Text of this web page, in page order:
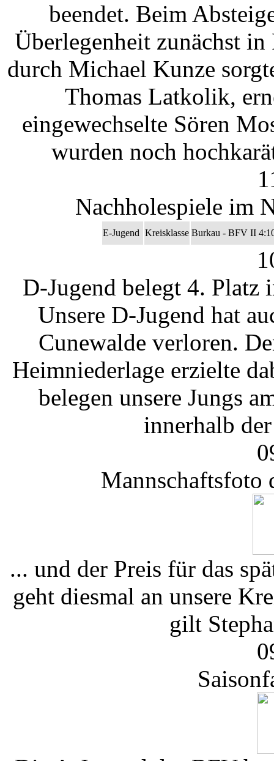
beendet. Beim
Überlegenheit zunächst
durch Michael Kunze
Thomas Latkolik,
eingewechselte Sören
wurden noch
Nachholespiele im
E-Jugend Kreisklasse Burkau - BFV II
D-Jugend belegt 4. Platz
Unsere D-Jugend hat
Cunewalde verloren.
Heimniederlage erzielte
belegen unsere Jungs
innerhalb
Mannschaftsfoto
... und der Preis für das
geht diesmal an unsere
gilt